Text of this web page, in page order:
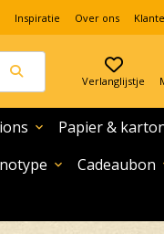
Inspiratie Over ons
Verlanglijstje
expand_more Papier &
expand_more Cadeaubon